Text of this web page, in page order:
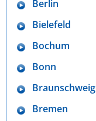
Berlin
Bielefeld
Bochum
Bonn
Braunschweig
Bremen